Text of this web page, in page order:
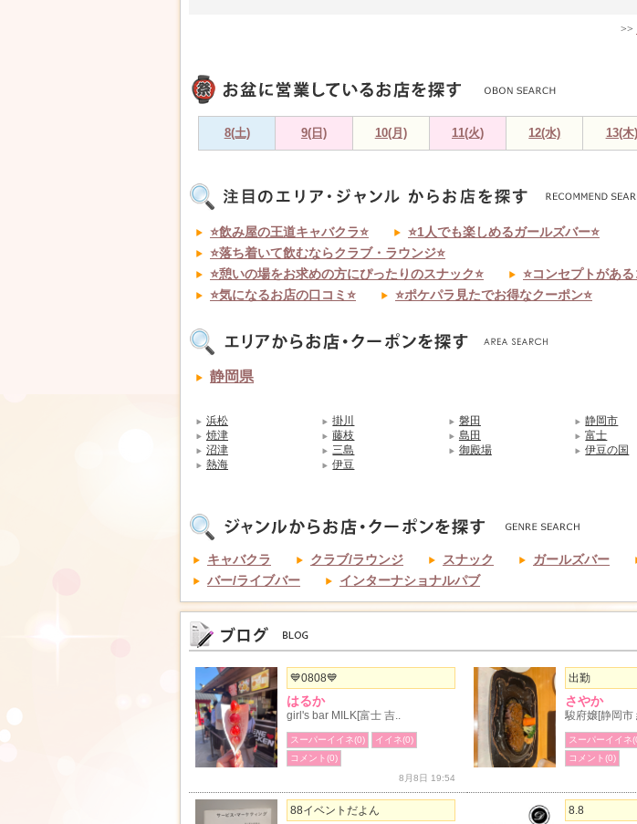
>>
8(土) 9(日) 10(月) 11(火) 12(水) 13(木)
⭐飲み屋の王道キャバクラ⭐
⭐1人でも楽しめるガールズバー⭐
⭐落ち着いて飲むならクラブ・ラウンジ⭐
⭐憩いの場をお求めの方にぴったりのスナック⭐
⭐コンセプトがあ
⭐気になるお店の口コミ⭐
⭐ポケパラ見たでお得なクーポン⭐
静岡県
浜松 掛川 磐田
静岡市
焼津
藤枝 島田
富士
沼津
三島 御殿場
伊豆の国
熱海
伊豆
キャバクラ クラブ/ラウンジ スナック ガールズバー
バー/ライブバー
インターナショナルパブ
💙0808💙
はるか
girl's bar MILK[富士 吉..
スーパーイイネ(0)
イイネ(0)
コメント(0)
8月8日 19:54
出勤
さやか
駿府嬢[静岡市
スーパーイイネ
コメント(0)
88イベントだよん 8.8